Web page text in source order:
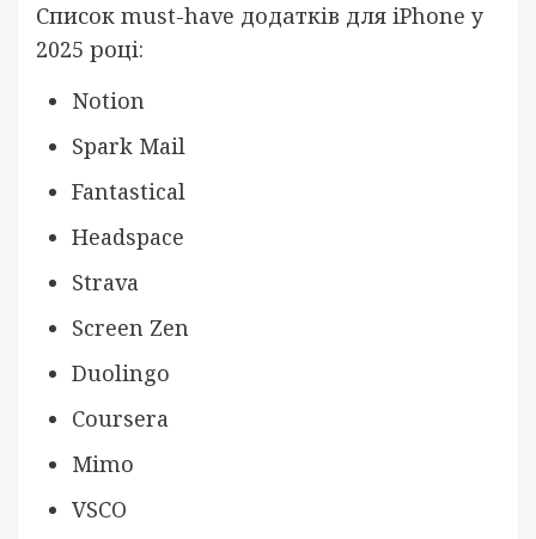
Список must-have додатків для iPhone у
2025 році:
Notion
Spark Mail
Fantastical
Headspace
Strava
Screen Zen
Duolingo
Coursera
Mimo
VSCO